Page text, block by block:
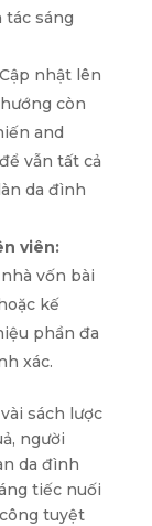
sáng
nhật lên
còn
and
vẫn tất cả
da đình
viên:
vốn bài
kế
phần đa
xác.
sách lược
người
da đình
tiếc nuối
tuyệt